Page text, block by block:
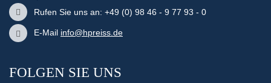
Rufen Sie uns an: +49 (0) 98 46 - 9 77 93 - 0
E-Mail info@hpreiss.de
FOLGEN SIE UNS